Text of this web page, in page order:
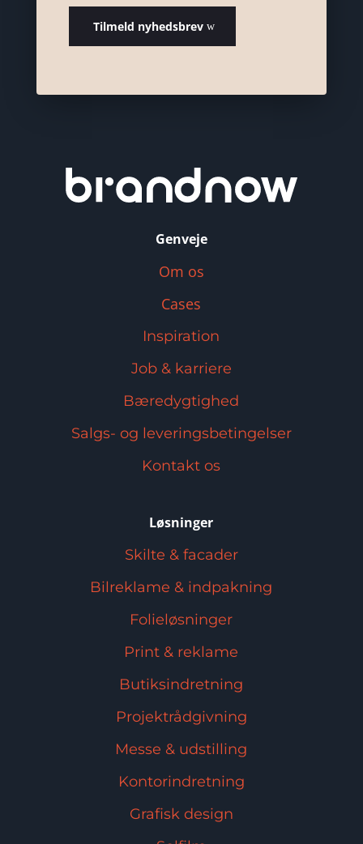
Tilmeld nyhedsbrev
Genveje
Om os
Cases
Inspiration
Job & karriere
Bæredygtighed
Salgs- og leveringsbetingelser
Kontakt os
Løsninger
Skilte & facader
Bilreklame & indpakning
Folieløsninger
Print & reklame
Butiksindretning
Projektrådgivning
Messe & udstilling
Kontorindretning
Grafisk design